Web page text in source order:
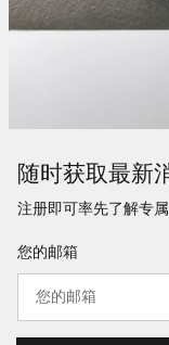
随时获取最新
注册即可率先了解专
您的邮箱